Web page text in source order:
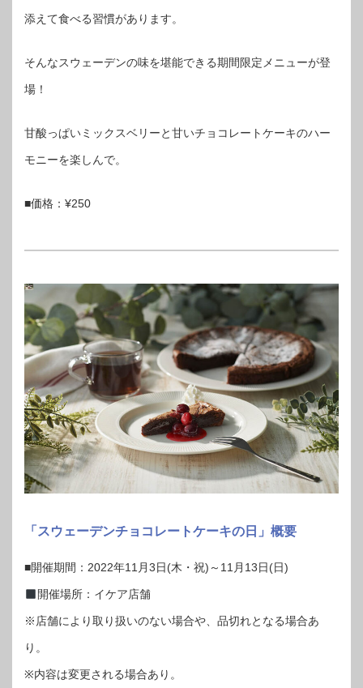
添えて食べる習慣があります。
そんなスウェーデンの味を堪能できる期間限定メニューが登
場！
甘酸っぱいミックスベリーと甘いチョコレートケーキのハー
モニーを楽しんで。
■価格：¥250
「スウェーデンチョコレートケーキの日」概要
■開催期間：2022年11月3日(木・祝)～11月13日(日)
開催場所：イケア店舗
※店舗により取り扱いのない場合や、品切れとなる場合あ
り。
※内容は変更される場合あり。